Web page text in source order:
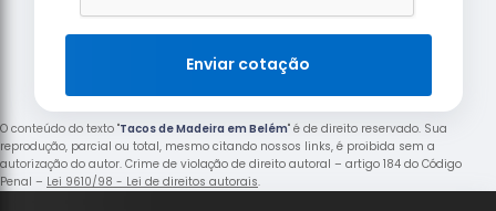
Enviar cotação
O conteúdo do texto "Tacos de Madeira em Belém" é de direito reservado. Sua
reprodução, parcial ou total, mesmo citando nossos links, é proibida sem a
autorização do autor. Crime de violação de direito autoral – artigo 184 do Código
Penal – Lei 9610/98 - Lei de direitos autorais.